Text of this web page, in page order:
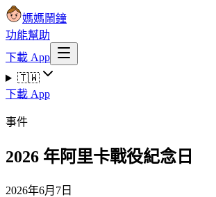
媽媽鬧鐘
功能幫助
下載 App
🇹🇼
下載 App
事件
2026 年阿里卡戰役紀念日
2026年6月7日